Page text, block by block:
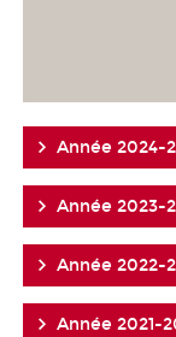
Année 2024-
Année 2023-
Année 2022-
Année 2021-